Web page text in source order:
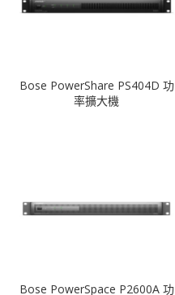
Bose PowerShare PS404D 功
率擴大機
Bose PowerSpace P2600A 功